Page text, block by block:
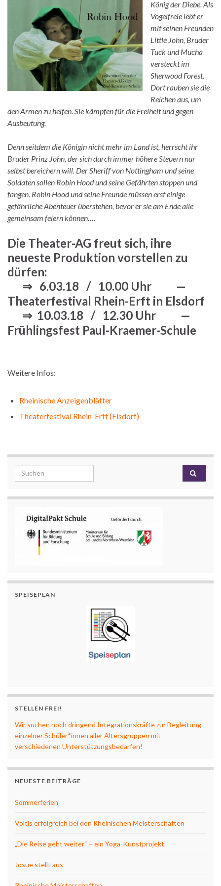
König der Diebe. Als
Vogelfreie lebt er
mit seinen Freunden
Little John, Bruder
Tuck und Mucha
versteckt im
Sherwood Forest.
Dort rauben sie die
Reichen aus, um
den Armen zu helfen. Sie kämpfen für die Freiheit und gegen
Ausbeutung.
Denn seitdem die Königin nicht mehr im Land ist, herrscht ihr
Bruder Prinz John, der sich durch immer höhere Steuern nur
selbst bereichern will. Der Sheriff von Nottingham und seine
Soldaten sollen Robin Hood und seine Gefährten stoppen und
fangen. Robin Hood und seine Freunde müssen erst einige
gefährliche Abenteuer überstehen, bevor er sie am Ende alle
gemeinsam feiern können….
Die Theater-AG freut sich, ihre
neueste Produktion vorstellen zu
dürfen:
⇒ 6.03.18 / 10.00 Uhr —
Theaterfestival Rhein-Erft in Elsdorf
⇒ 10.03.18 / 12.30 Uhr —
Frühlingsfest Paul-Kraemer-Schule
Weitere Infos:
Rheinische Anzeigenblätter
Theaterfestival Rhein-Erft (Elsdorf)
Search for:
SPEISEPLAN
STELLEN FREI!
Wir suchen noch dringend Integrationskräfte zur Begleitung
einzelner Schüler*innen aller Altersgruppen mit
verschiedenen Unterstützungsbedarfen!
NEUESTE BEITRÄGE
Sommerferien
Voltis erfolgreich bei den Rheinischen Meisterschaften
„Die Reise geht weiter“ – ein Yoga-Kunstprojekt
Josue stellt aus